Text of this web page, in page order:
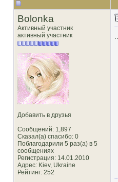
Bolonka
Активный участник
активный участник
Добавить в друзья
Сообщений: 1,897
Сказал(а) спасибо: 0
Поблагодарили 5 раз(а) в 5
сообщениях
Регистрация: 14.01.2010
Адрес: Kiev, Ukraine
Рейтинг: 252